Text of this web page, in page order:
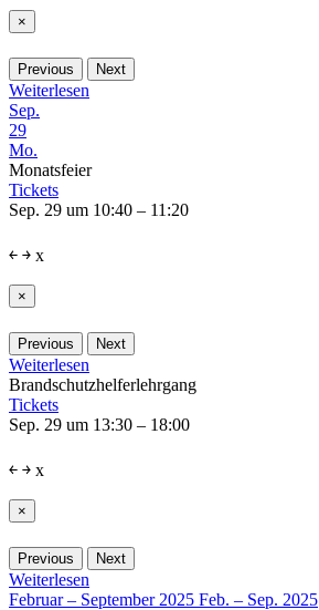
×
Previous Next
Weiterlesen
Sep.
29
Mo.
Monatsfeier
Tickets
Sep. 29 um 10:40 – 11:20
￩ ￫ x
×
Previous Next
Weiterlesen
Brandschutzhelferlehrgang
Tickets
Sep. 29 um 13:30 – 18:00
￩ ￫ x
×
Previous Next
Weiterlesen
Februar – September 2025 Feb. – Sep. 2025